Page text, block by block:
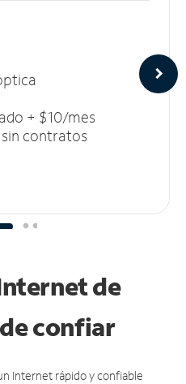
+ $10/mes
contratos
de
confiar
Internet rápido y confiable